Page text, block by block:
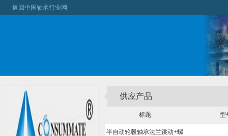
返回中国轴承行业网
供应产品
标题 型
半自动轮毂轴承法兰跳动+螺